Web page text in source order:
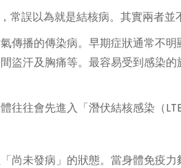
常誤以為就是結核病。其實兩者並
傳播的傳染病。早期症狀通常不
盜汗及胸痛等。最容易受到感染
往會先進入「潛伏結核感染（
尚未發病」的狀態。當身體免疫